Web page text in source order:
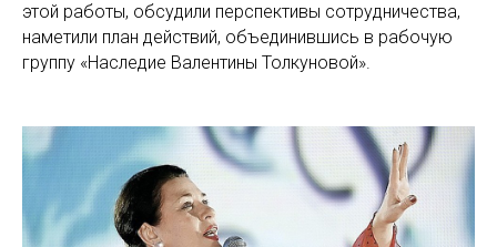
этой работы, обсудили перспективы сотрудничества,
наметили план действий, объединившись в рабочую
группу «Наследие Валентины Толкуновой».